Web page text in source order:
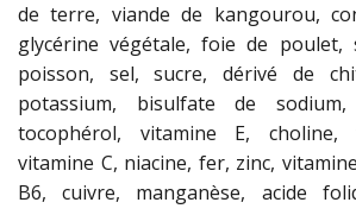
de terre, viande de kangourou,
glycérine végétale, foie de poulet,
poisson, sel, sucre, dérivé de
potassium, bisulfate de sodium,
tocophérol, vitamine E, choline,
vitamine C, niacine, fer, zinc,
B6, cuivre, manganèse, acide